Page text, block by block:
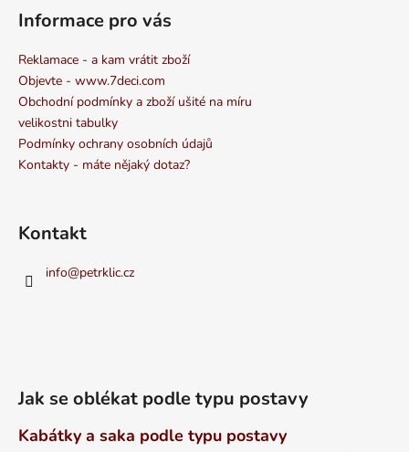
Informace pro vás
Reklamace - a kam vrátit zboží
Objevte - www.7deci.com
Obchodní podmínky a zboží ušité na míru
velikostni tabulky
Podmínky ochrany osobních údajů
Kontakty - máte nějaký dotaz?
Kontakt
info@petrklic.cz
Jak se oblékat podle typu postavy
Kabátky a saka podle typu postavy